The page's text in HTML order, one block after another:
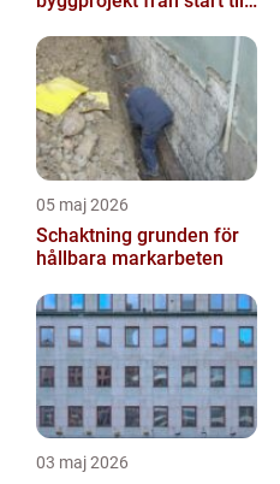
05 maj 2026
Schaktning grunden för
hållbara markarbeten
03 maj 2026